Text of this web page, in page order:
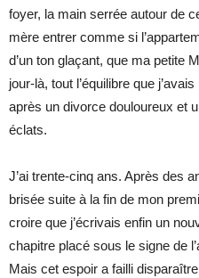
foyer, la main serrée autour de
mère entrer comme si
d’un ton glaçant, que ma petite
jour-là, tout l’équilibre que
après un divorce douloureux et
éclats.
J’ai trente-cinq ans. Après des
brisée suite à la fin de mon
croire que j’écrivais enfin un
chapitre placé sous le signe de
Mais cet espoir a failli